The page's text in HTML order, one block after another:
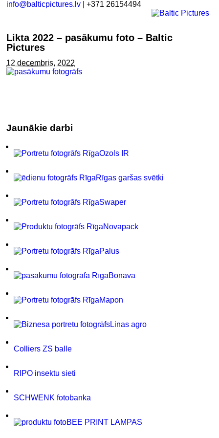
info@balticpictures.lv | +371 26154494
Likta 2022 – pasākumu foto – Baltic
Pictures
12 decembris, 2022
Jaunākie darbi
Ozols IR
Rīgas garšas svētki
Swaper
Novapack
Palus
Bonava
Mapon
Linas agro
Colliers ZS balle
RIPO insektu sieti
SCHWENK fotobanka
BEE PRINT LAMPAS